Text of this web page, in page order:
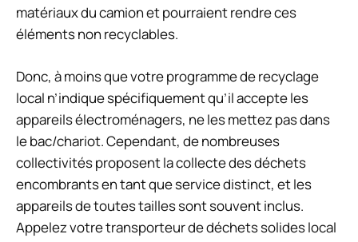
matériaux du camion et pourraient rendre ces
éléments non recyclables.
Donc, à moins que votre programme de recyclage
local n’indique spécifiquement qu’il accepte les
appareils électroménagers, ne les mettez pas dans
le bac/chariot.Cependant, de nombreuses
collectivités proposent la collecte des déchets
encombrants en tant que service distinct, et les
appareils de toutes tailles sont souvent inclus.
Appelez votre transporteur de déchets solides local